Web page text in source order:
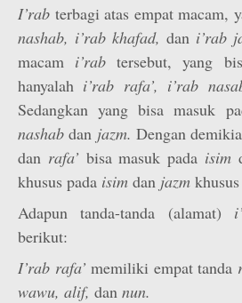
I’rab terbagi atas empat macam,
nashab, i’rab khafad, dan i’rab
macam i’rabtersebut, yang
hanyalah i’rab rafa’, i’rab
Sedangkan yang bisa masuk
nashabdan jazm. Dengan
dan rafa’ bisa masuk pada isim
khusus pada isim dan jazm
Adapun tanda-tanda (alamat)
berikut:
I’rab rafa’memiliki empat tanda
wawu, alif, dan nun.